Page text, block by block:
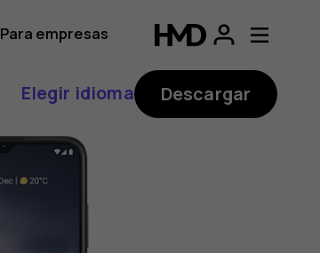
Para empresas
Elegir idioma Descargar